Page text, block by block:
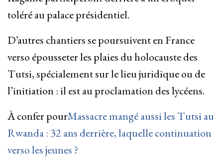
toléré au palace présidentiel.
D’autres chantiers se poursuivent en France
verso épousseter les plaies du holocauste des
Tutsi, spécialement sur le lieu juridique ou de
l’initiation : il est au proclamation des lycéens.
À confer pourMassacre mangé aussi les Tutsi au
Rwanda : 32 ans derrière, laquelle continuation
verso les jeunes ?